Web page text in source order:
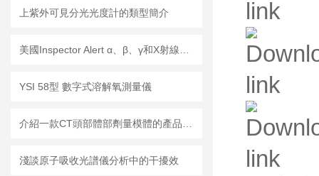
上紫外可見分光光度計的類型簡介
YSI 58型 數字式溶解氧測量儀
淺談原子吸收光譜儀分析中的干擾效